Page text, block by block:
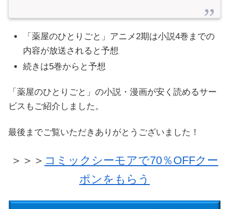
「薬屋のひとりごと」アニメ2期は小説4巻までの
内容が放送されると予想
続きは5巻からと予想
「薬屋のひとりごと」の小説・漫画が安く読めるサー
ビスもご紹介しました。
最後までご覧いただきありがとうございました！
＞＞＞ コミックシーモアで70％OFFクー
ポンをもらう